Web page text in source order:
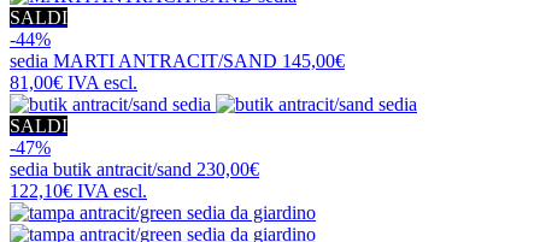
SALDI
-44%
sedia MARTI ANTRACIT/SAND 145,00€
81,00€ IVA escl.
SALDI
-47%
sedia butik antracit/sand 230,00€
122,10€ IVA escl.